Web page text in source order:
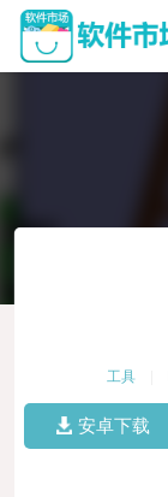
工具
安卓下载